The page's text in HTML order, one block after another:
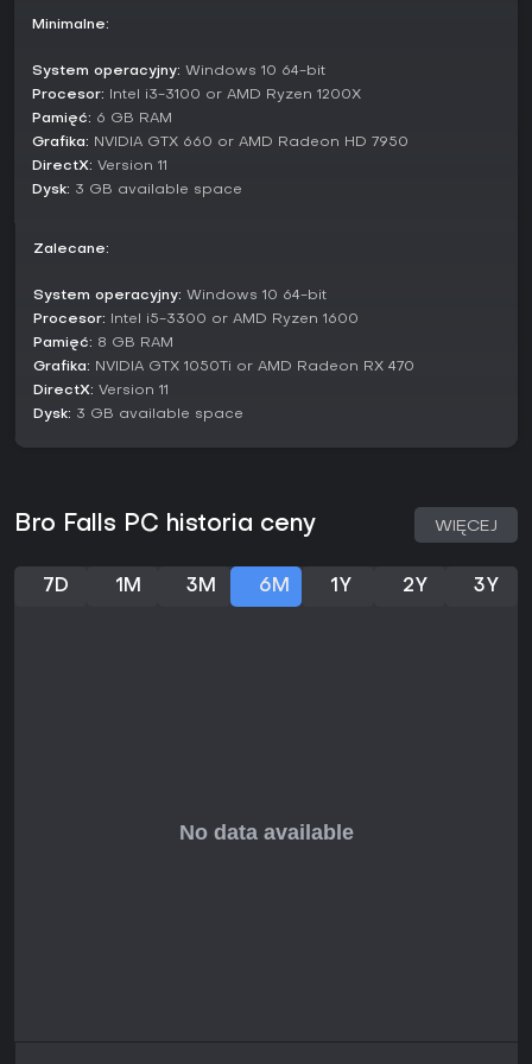
rotującej roli Brokkoli, co zwiększa regrywalność. Sesje
multiplayer przypominają miks battle royale i wyścigów z
przeszkodami, dostosowany do wielkich grup.
Roli graczy i mechaniki
W każdym meczu role dzielą się na dwa typy: owoce i
jedzenie opanuj układ mapy, by przewidywać zagrożenia, a
maksymalnego zamieszania.
Taka konfiguracja tworzy asymetryczną rozgrywkę, gdzie
współpraca wśród jedzenia jest minimalna, ale wspólny cel
na luźne sesje, ale wystarczająco głęboką na rywalizację.
humorem Bro Falls daje solidną wartość, zwłaszcza że jest
całkowicie free-to-play. Odbiór graczy jest w większości
procent aprobaty - chwalących zabawę w grupie, mimo
zgłaszanych przez użytkowników problemów technicznych.
Minimalne:
System operacyjny: Windows 10 64-bit
Procesor: Intel i3-3100 or AMD Ryzen 1200X
Pamięć: 6 GB RAM
Grafika: NVIDIA GTX 660 or AMD Radeon HD 7950
DirectX: Version 11
Dysk: 3 GB available space
Zalecane:
System operacyjny: Windows 10 64-bit
Procesor: Intel i5-3300 or AMD Ryzen 1600
Pamięć: 8 GB RAM
Grafika: NVIDIA GTX 1050Ti or AMD Radeon RX 470
DirectX: Version 11
Dysk: 3 GB available space
Bro Falls PC historia ceny WIĘCEJ
7D 1M 3M 6M 1Y 2Y 3Y